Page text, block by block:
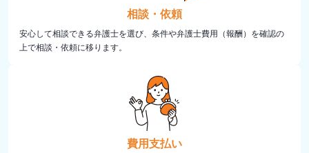
相談・依頼
安心して相談できる弁護士を選び、条件や弁護士費用（報酬）を確認の
上で相談・依頼に移ります。
費用支払い